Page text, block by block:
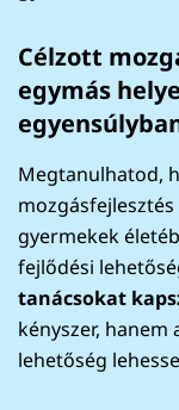
Célzott
egymás
Megtanulhatod,
gyermekek
fejlődési
tanácsokat
kényszer,
lehetőség